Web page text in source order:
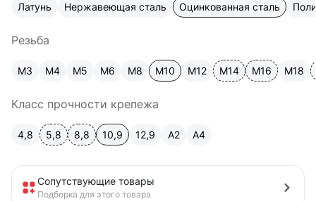
Латунь Нержавеющая сталь Оцинкованная сталь
Резьба
М3 М4 М5 М6 М8 М10 М12 М14 М16 М18
Класс прочности крепежа
4,8 5,8 8,8 10,9 12,9 A2 А4
Сопутствующие товары
Подборка для этого товара